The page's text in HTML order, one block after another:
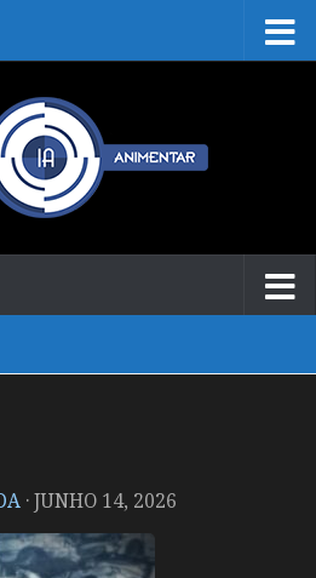
·JUNHO 14, 2026